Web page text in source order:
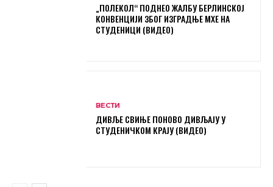
„ПОЛЕКОЛ“ ПОДНЕО ЖАЛБУ БЕРЛИНСКОЈ
КОНВЕНЦИЈИ ЗБОГ ИЗГРАДЊЕ МХЕ НА
СТУДЕНИЦИ (ВИДЕО)
ВЕСТИ
ДИВЉЕ СВИЊЕ ПОНОВО ДИВЉАЈУ У
СТУДЕНИЧКОМ КРАЈУ (ВИДЕО)